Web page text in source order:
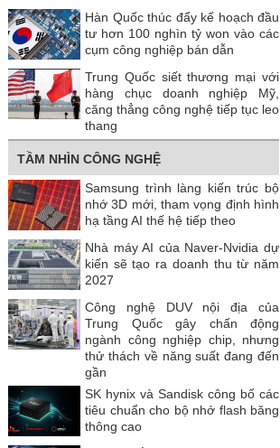
Hàn Quốc thúc đẩy kế hoạch đầu
tư hơn 100 nghìn tỷ won vào các
cụm công nghiệp bán dẫn
Trung Quốc siết thương mại với
hàng chục doanh nghiệp Mỹ,
căng thẳng công nghệ tiếp tục leo
thang
TẦM NHÌN CÔNG NGHỆ
Samsung trình làng kiến trúc bộ
nhớ 3D mới, tham vọng định hình
hạ tầng AI thế hệ tiếp theo
Nhà máy AI của Naver-Nvidia dự
kiến ​​sẽ tạo ra doanh thu từ năm
2027
Công nghệ DUV nội địa của
Trung Quốc gây chấn động
ngành công nghiệp chip, nhưng
thử thách về năng suất đang đến
gần
SK hynix và Sandisk công bố các
tiêu chuẩn cho bộ nhớ flash băng
thông cao